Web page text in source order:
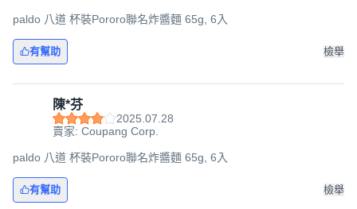
paldo 八道 杯裝Pororo聯名炸醬麵 65g, 6入
有幫助 檢舉
陳*芬
2025.07.28
賣家: Coupang Corp.
paldo 八道 杯裝Pororo聯名炸醬麵 65g, 6入
有幫助 檢舉